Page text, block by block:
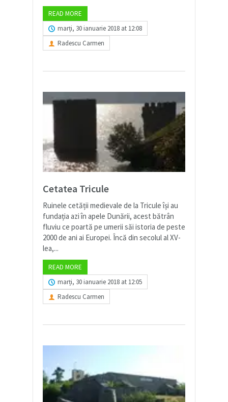
READ MORE
marți, 30 ianuarie 2018 at 12:08
Radescu Carmen
Cetatea Tricule
Ruinele cetății medievale de la Tricule își au
fundația azi în apele Dunării, acest bătrân
fluviu ce poartă pe umerii săi istoria de peste
2000 de ani ai Europei. Încă din secolul al XV-
lea,...
READ MORE
marți, 30 ianuarie 2018 at 12:05
Radescu Carmen